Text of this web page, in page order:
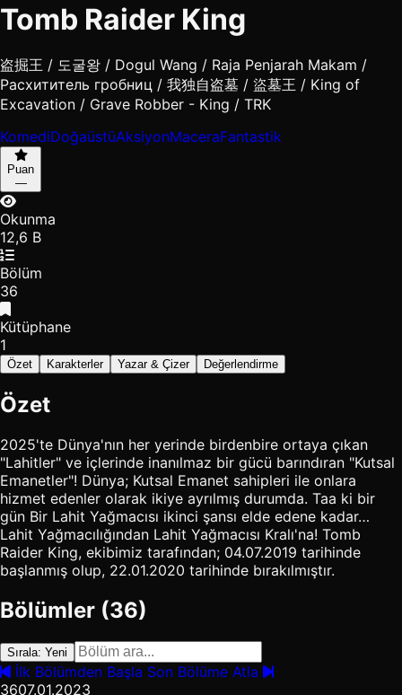
Tomb Raider King
盗掘王 / 도굴왕 / Dogul Wang / Raja Penjarah Makam /
Расхититель гробниц / 我独自盗墓 / 盜墓王 / King of
Excavation / Grave Robber - King / TRK
KomediDoğaüstüAksiyonMaceraFantastik
Puan
—
Okunma
12,6 B
Bölüm
36
Kütüphane
1
Özet Karakterler Yazar & Çizer Değerlendirme
Özet
2025'te Dünya'nın her yerinde birdenbire ortaya çıkan
"Lahitler" ve içlerinde inanılmaz bir gücü barındıran "Kutsal
Emanetler"! Dünya; Kutsal Emanet sahipleri ile onlara
hizmet edenler olarak ikiye ayrılmış durumda. Taa ki bir
gün Bir Lahit Yağmacısı ikinci şansı elde edene kadar…
Lahit Yağmacılığından Lahit Yağmacısı Kralı'na! Tomb
Raider King, ekibimiz tarafından; 04.07.2019 tarihinde
başlanmış olup, 22.01.2020 tarihinde bırakılmıştır.
Bölümler (36)
Sırala: Yeni
İlk Bölümden Başla Son Bölüme Atla
3607.01.2023